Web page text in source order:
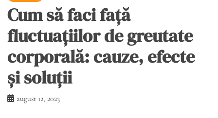
Cum să faci față
fluctuațiilor de greutate
corporală: cauze, efecte
și soluții
august 12, 2023